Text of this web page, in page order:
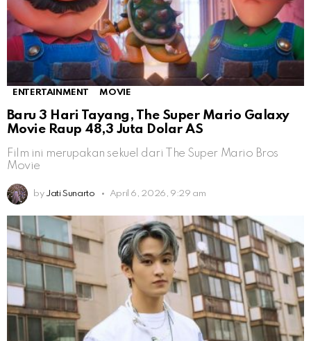
ENTERTAINMENT MOVIE
Baru 3 Hari Tayang, The Super Mario Galaxy
Movie Raup 48,3 Juta Dolar AS
Film ini merupakan sekuel dari The Super Mario Bros
Movie
by Jati Sunarto April 6, 2026, 9:29 am